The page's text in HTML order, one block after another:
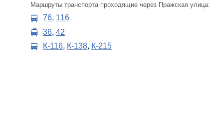
Маршруты транспорта проходящие через Пражская улица:
76, 116
36,42
К-116, К-138, К-215